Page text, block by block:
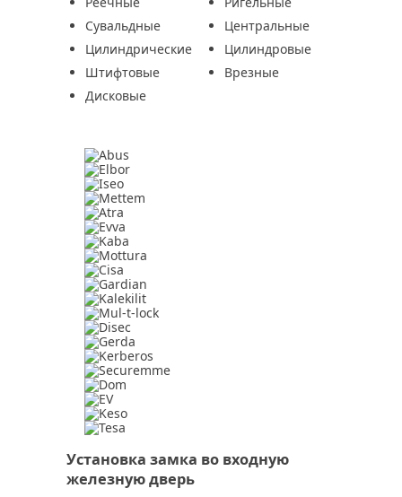
Сувальдные
Центральные
Цилиндрические
Цилиндровые
Штифтовые
Врезные
Дисковые
Установка замка во входную
железную дверь